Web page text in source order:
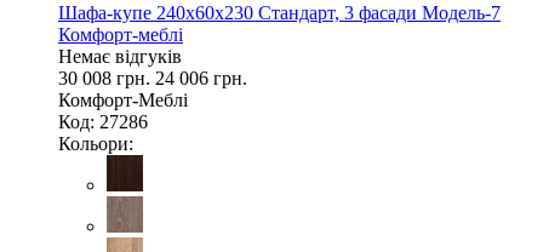
Шафа-купе 240х60х230 Стандарт, 3 фасади Модель-7
Комфорт-меблі
Немає відгуків
30 008 грн. 24 006 грн.
Комфорт-Меблі
Код: 27286
Кольори: